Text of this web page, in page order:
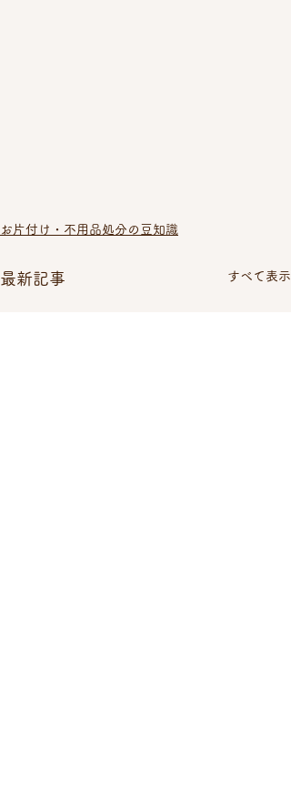
お片付け・不用品処分の豆知識
最新記事 すべて表示